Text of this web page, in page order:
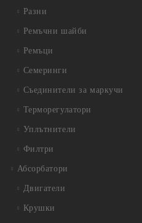
Разни
Ремъчни шайби
Ремъци
Семеринги
Съединители за маркучи
Терморегулатори
Уплътнители
Филтри
Абсорбатори
Двигатели
Крушки